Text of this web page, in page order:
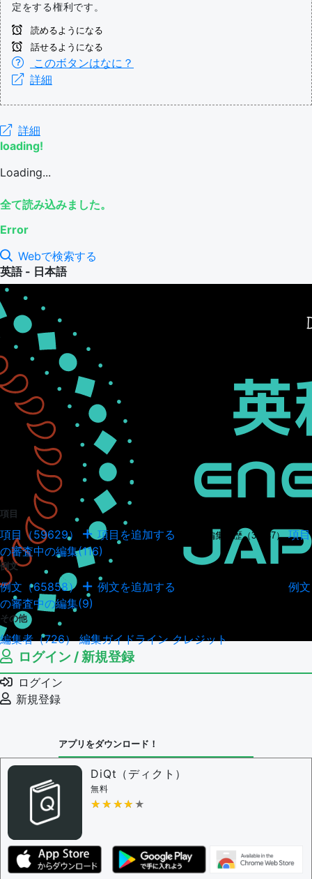
定をする権利です。
読めるようになる
話せるようになる
このボタンはなに？
詳細
詳細
loading!
Loading...
全て読み込みました。
Error
Webで検索する
英語 - 日本語
項目
項目（59629） 項目を追加する 項目の編集履歴（34947） 項目
の審査中の編集(116)
例文
例文（65858） 例文を追加する
例文
の審査中の編集(9)
その他
編集者（726）編集ガイドラインクレジット
ログイン / 新規登録
ログイン
新規登録
アプリをダウンロード！
DiQt（ディクト）
無料
★★★★★
★★★★★